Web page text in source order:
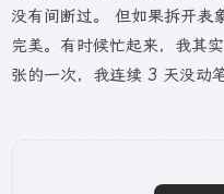
没有间断过。 但如果拆开表
完美。有时候忙起来，我其
张的一次，我连续 3 天没动